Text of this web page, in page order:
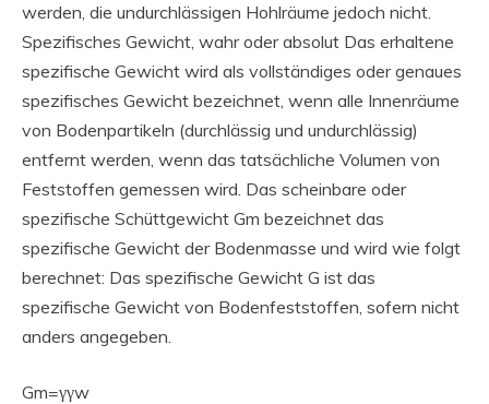
werden, die undurchlässigen Hohlräume jedoch nicht.
Spezifisches Gewicht, wahr oder absolut Das erhaltene
spezifische Gewicht wird als vollständiges oder genaues
spezifisches Gewicht bezeichnet, wenn alle Innenräume
von Bodenpartikeln (durchlässig und undurchlässig)
entfernt werden, wenn das tatsächliche Volumen von
Feststoffen gemessen wird. Das scheinbare oder
spezifische Schüttgewicht Gm bezeichnet das
spezifische Gewicht der Bodenmasse und wird wie folgt
berechnet: Das spezifische Gewicht G ist das
spezifische Gewicht von Bodenfeststoffen, sofern nicht
anders angegeben.
Gm=γγw